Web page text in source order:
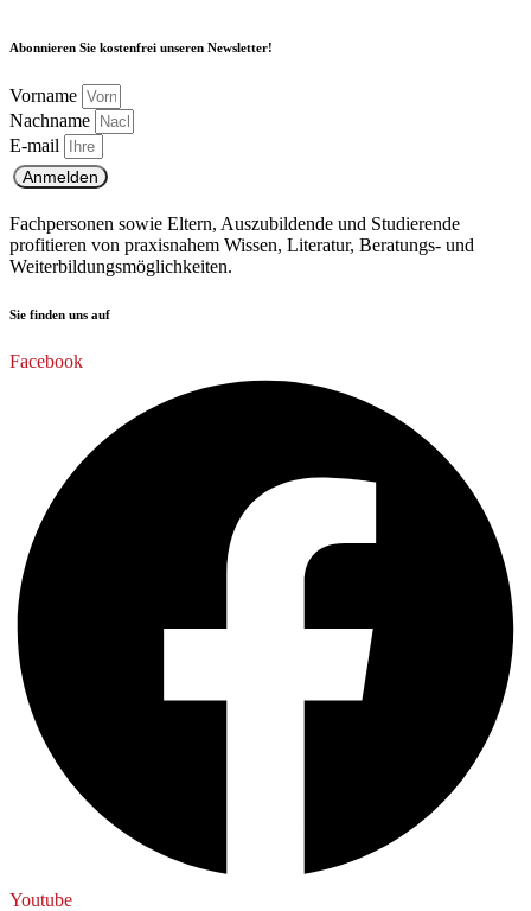
Abonnieren Sie kostenfrei unseren Newsletter!
Vorname
Nachname
E-mail
Anmelden
Fachpersonen sowie Eltern, Auszubildende und Studierende
profitieren von praxisnahem Wissen, Literatur, Beratungs- und
Weiterbildungsmöglichkeiten.
Sie finden uns auf
Facebook
Youtube